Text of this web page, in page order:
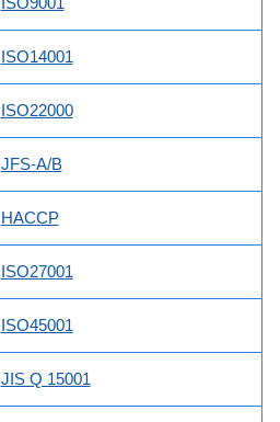
ISO14001
ISO22000
JFS-A/B
HACCP
ISO27001
ISO45001
JIS Q 15001